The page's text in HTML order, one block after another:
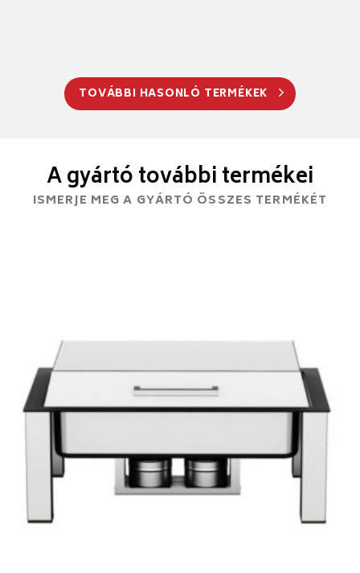
TOVÁBBI HASONLÓ TERMÉKEK
A gyártó további termékei
ISMERJE MEG A GYÁRTÓ ÖSSZES TERMÉKÉT